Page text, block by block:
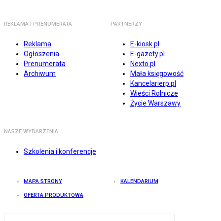
REKLAMA I PRENUMERATA
Reklama
Ogłoszenia
Prenumerata
Archiwum
PARTNERZY
E-kiosk.pl
E-gazety.pl
Nexto.pl
Mała księgowość
Kancelarierp.pl
Wieści Rolnicze
Życie Warszawy
NASZE WYDARZENIA
Szkolenia i konferencje
MAPA STRONY KALENDARIUM
OFERTA PRODUKTOWA